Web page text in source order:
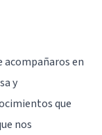
acompañaros en
y
que
nos